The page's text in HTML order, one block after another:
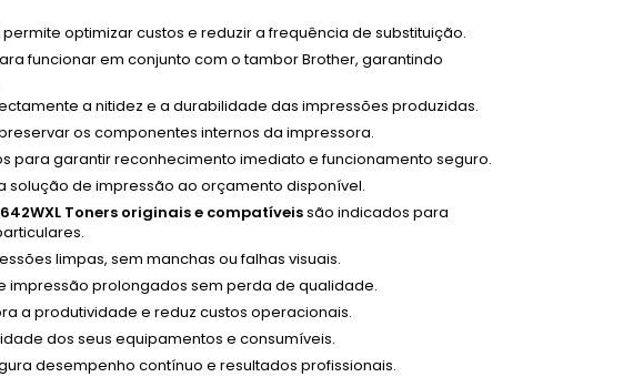
optimizar custos e reduzir a frequência de substituição.
funcionar em conjunto com o tambor Brother, garantindo
a nitidez e a durabilidade das impressões produzidas.
os componentes internos da impressora.
para garantir reconhecimento imediato e funcionamento seguro.
solução de impressão ao orçamento disponível.
Toners originais e compatíveissão indicados para
limpas, sem manchas ou falhas visuais.
impressão prolongados sem perda de qualidade.
a produtividade e reduz custos operacionais.
dos seus equipamentos e consumíveis.
desempenho contínuo e resultados profissionais.